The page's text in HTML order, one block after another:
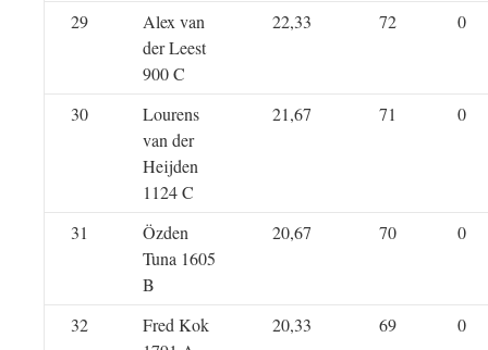
29
Alex van
der Leest
900 C
22,33 72 0
30
Lourens
van der
Heijden
1124 C
21,67 71 0
31
Özden
Tuna 1605
B
20,67 70 0
32
Fred Kok
20,33 69 0